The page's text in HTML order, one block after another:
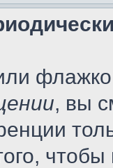
, вы
чтобы